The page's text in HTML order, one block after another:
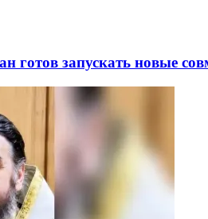
запускать новые